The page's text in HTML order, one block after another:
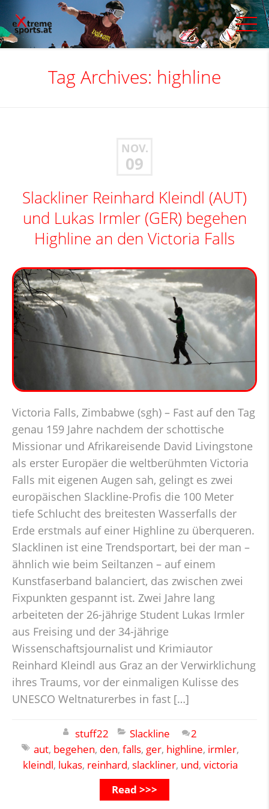
Tag Archives: highline
NOV.
09
Slackliner Reinhard Kleindl (AUT)
und Lukas Irmler (GER) begehen
Highline an den Victoria Falls
Victoria Falls, Zimbabwe (sgh) – Fast auf den Tag
genau 159 Jahre nachdem der schottische
Missionar und Afrikareisende David Livingstone
als erster Europäer die weltberühmten Victoria
Falls mit eigenen Augen sah, gelingt es zwei
europäischen Slackline-Profis die 100 Meter
tiefe Schlucht des breitesten Wasserfalls der
Erde erstmals auf einer Highline zu überqueren.
Slacklinen ist eine Trendsportart, bei der man –
ähnlich wie beim Seiltanzen – auf einem
Kunstfaserband balanciert, das zwischen zwei
Fixpunkten gespannt ist. Zwei Jahre lang
arbeiteten der 26-jährige Student Lukas Irmler
aus Freising und der 34-jährige
Wissenschaftsjournalist und Krimiautor
Reinhard Kleindl aus Graz an der Verwirklichung
ihres Traums, vor der einmaligen Kulisse des
UNESCO Weltnaturerbes in fast […]
stuff22 Slackline
2
aut, begehen, den, falls, ger, highline, irmler,
kleindl, lukas, reinhard, slackliner, und, victoria
Read >>>